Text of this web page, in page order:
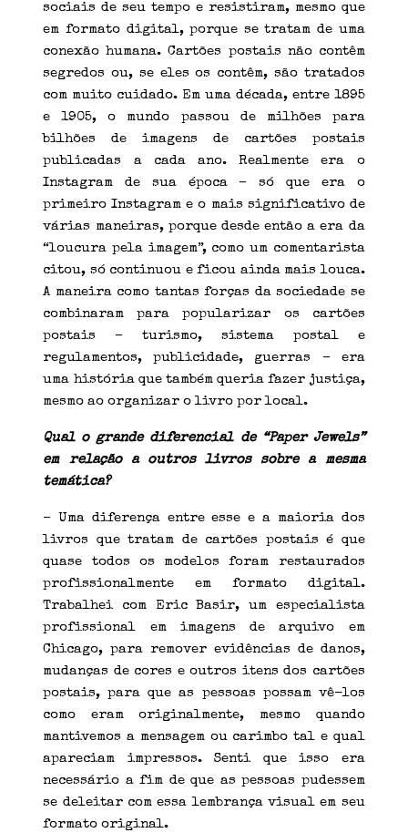
sociais de seu tempo e resistiram, mesmo que
em formato digital, porque se tratam de uma
conexão humana. Cartões postais não contêm
segredos ou, se eles os contêm, são tratados
com muito cuidado. Em uma década, entre 1895
e 1905, o mundo passou de milhões para
bilhões de imagens de cartões postais
publicadas a cada ano. Realmente era o
Instagram de sua época – só que era o
primeiro Instagram e o mais significativo de
várias maneiras, porque desde então a era da
“loucura pela imagem”, como um comentarista
citou, só continuou e ficou ainda mais louca.
A maneira como tantas forças da sociedade se
combinaram para popularizar os cartões
postais – turismo, sistema postal e
regulamentos, publicidade, guerras – era
uma história que também queria fazer justiça,
mesmo ao organizar o livro por local.
Qual o grande diferencial de “Paper Jewels”
em relação a outros livros sobre a mesma
temática?
– Uma diferença entre esse e a maioria dos
livros que tratam de cartões postais é que
quase todos os modelos foram restaurados
profissionalmente em formato digital.
Trabalhei com Eric Basir, um especialista
profissional em imagens de arquivo em
Chicago, para remover evidências de danos,
mudanças de cores e outros itens dos cartões
postais, para que as pessoas possam vê-los
como eram originalmente, mesmo quando
mantivemos a mensagem ou carimbo tal e qual
apareciam impressos. Senti que isso era
necessário a fim de que as pessoas pudessem
se deleitar com essa lembrança visual em seu
formato original.